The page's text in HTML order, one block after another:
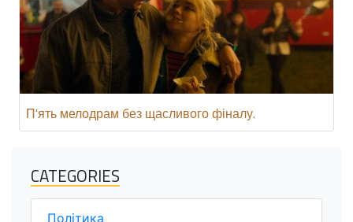
П'ять мелодрам без щасливого фіналу.
CATEGORIES
Політика